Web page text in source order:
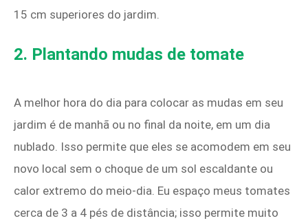
15 cm superiores do jardim.
2. Plantando mudas de tomate
A melhor hora do dia para colocar as mudas em seu
jardim é de manhã ou no final da noite, em um dia
nublado. Isso permite que eles se acomodem em seu
novo local sem o choque de um sol escaldante ou
calor extremo do meio-dia. Eu espaço meus tomates
cerca de 3 a 4 pés de distância; isso permite muito